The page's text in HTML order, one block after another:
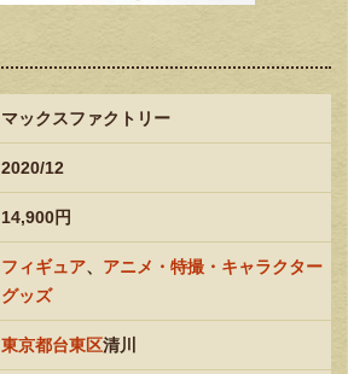
マックスファクトリー
2020/12
14,900円
フィギュア、 アニメ・特撮・キャラクター
グッズ
東京都台東区清川